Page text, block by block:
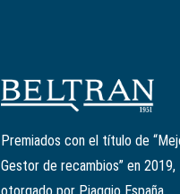
Premiados con el título de
Gestor de recambios” en 2019,